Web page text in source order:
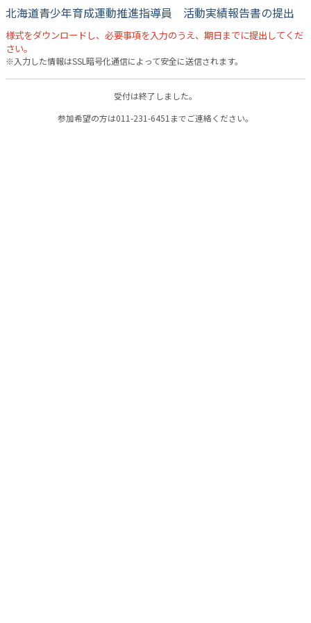
北海道青少年育成運動推進指導員 活動実績報告書の提出
様式をダウンロードし、必要事項を入力のうえ、期日までに提出してくだ
さい。
※入力した情報はSSL暗号化通信によって安全に送信されます。
参加希望の方は011-231-6451までご連絡ください。